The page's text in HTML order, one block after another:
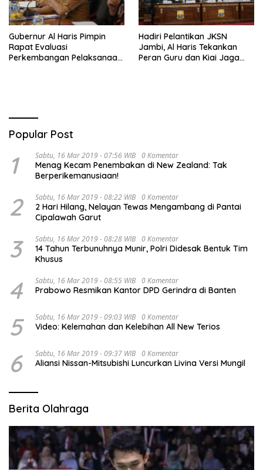
Gubernur Al Haris Pimpin
Rapat Evaluasi
Perkembangan Pelaksanaan
Hadiri Pelantikan JKSN
Jambi, Al Haris Tekankan
Peran Guru dan Kiai Jaga
Popular Post
1 Sabtu, 16 Mar 2019 - 07:56 WIB 0 Komentar
Menag Kecam Penembakan di New Zealand: Tak
Berperikemanusiaan!
2 Sabtu, 16 Mar 2019 - 08:22 WIB 0 Komentar
2 Hari Hilang, Nelayan Tewas Mengambang di Pantai
Cipalawah Garut
3 Sabtu, 16 Mar 2019 - 08:28 WIB 0 Komentar
14 Tahun Terbunuhnya Munir, Polri Didesak Bentuk Tim
Khusus
4 Sabtu, 16 Mar 2019 - 08:55 WIB 0 Komentar
Prabowo Resmikan Kantor DPD Gerindra di Banten
5 Sabtu, 16 Mar 2019 - 09:03 WIB 0 Komentar
Video: Kelemahan dan Kelebihan All New Terios
6 Sabtu, 16 Mar 2019 - 09:37 WIB 0 Komentar
Aliansi Nissan-Mitsubishi Luncurkan Livina Versi Mungil
Berita Olahraga